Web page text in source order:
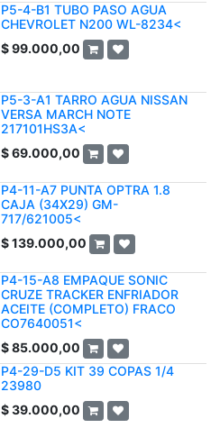
P5-4-B1 TUBO PASO AGUA
CHEVROLET N200 WL-8234<
$99.000,00
P5-3-A1 TARRO AGUA NISSAN
VERSA MARCH NOTE
217101HS3A<
$69.000,00
P4-11-A7 PUNTA OPTRA 1.8
CAJA (34X29) GM-
717/621005<
$139.000,00
P4-15-A8 EMPAQUE SONIC
CRUZE TRACKER ENFRIADOR
ACEITE (COMPLETO) FRACO
CO7640051<
$85.000,00
P4-29-D5 KIT 39 COPAS 1/4
23980
$39.000,00